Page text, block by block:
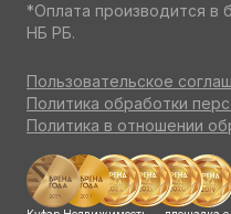
*Оплата производится в
НБ РБ.
Пользовательское
Политика обработки
Политика в отношении